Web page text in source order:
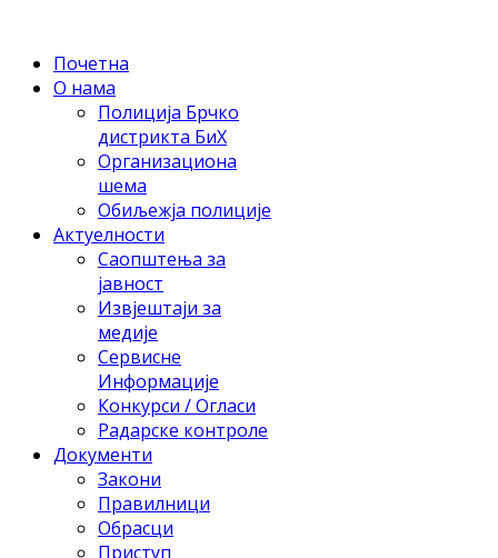
Почетна
О нама
Полиција Брчко
дистрикта БиХ
Организациона
шема
Обиљежја полиције
Актуелности
Саопштења за
јавност
Извјештаји за
медије
Сервисне
Информације
Конкурси / Огласи
Радарске контроле
Документи
Закони
Правилници
Обрасци
Приступ